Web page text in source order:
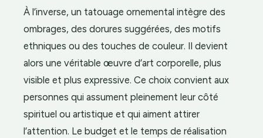
À l’inverse, un tatouage ornemental intègre des
ombrages, des dorures suggérées, des motifs
ethniques ou des touches de couleur. Il devient
alors une véritable œuvre d’art corporelle, plus
visible et plus expressive. Ce choix convient aux
personnes qui assument pleinement leur côté
spirituel ou artistique et qui aiment attirer
l’attention. Le budget et le temps de réalisation